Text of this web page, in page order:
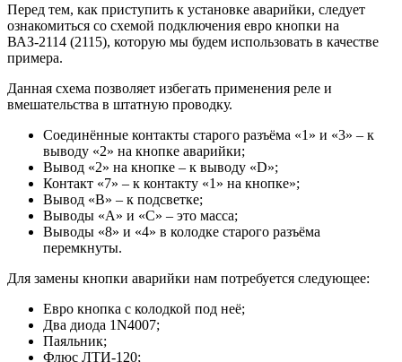
Перед тем, как приступить к установке аварийки, следует
ознакомиться со схемой подключения евро кнопки на
ВАЗ-2114 (2115), которую мы будем использовать в качестве
примера.
Данная схема позволяет избегать применения реле и
вмешательства в штатную проводку.
Соединённые контакты старого разъёма «1» и «3» – к
выводу «2» на кнопке аварийки;
Вывод «2» на кнопке – к выводу «D»;
Контакт «7» – к контакту «1» на кнопке»;
Вывод «B» – к подсветке;
Выводы «А» и «С» – это масса;
Выводы «8» и «4» в колодке старого разъёма
перемкнуты.
Для замены кнопки аварийки нам потребуется следующее:
Евро кнопка с колодкой под неё;
Два диода 1N4007;
Паяльник;
Флюс ЛТИ-120;